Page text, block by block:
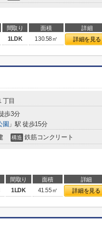
間取り 面積 詳細
1LDK 130.58㎡ 詳細を見る
丁目
歩3分
園 」駅 徒歩15分
構造 鉄筋コンクリート
間取り 面積 詳細
1LDK 41.55㎡ 詳細を見る